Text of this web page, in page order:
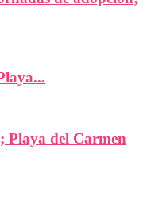
Playa del Carmen